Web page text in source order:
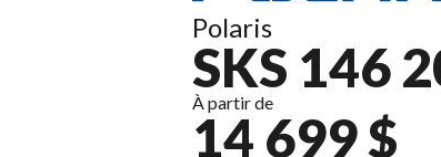
Polaris
SKS 146
À partir de
14 699 $